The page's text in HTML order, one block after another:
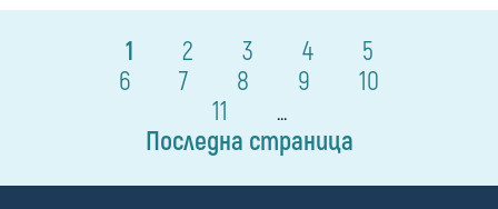
1 2 3 4
5
6
7 8 9
10
11
...
Последна страница